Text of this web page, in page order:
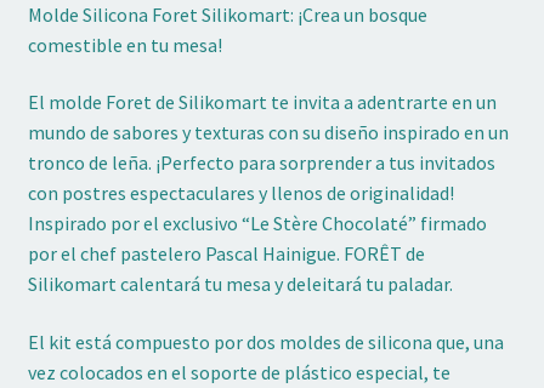
Molde Silicona Foret Silikomart: ¡Crea un bosque
comestible en tu mesa!
El molde Foret de Silikomart te invita a adentrarte en un
mundo de sabores y texturas con su diseño inspirado en un
tronco de leña. ¡Perfecto para sorprender a tus invitados
con postres espectaculares y llenos de originalidad!
Inspirado por el exclusivo “Le Stère Chocolaté” firmado
por el chef pastelero Pascal Hainigue. FORÊT de
Silikomart calentará tu mesa y deleitará tu paladar.
El kit está compuesto por dos moldes de silicona que, una
vez colocados en el soporte de plástico especial, te